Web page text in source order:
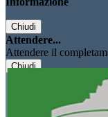
Chiudi
Attendere...
Attendere il
Chiudi